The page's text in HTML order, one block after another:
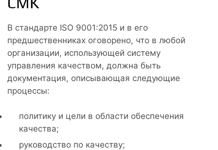
В стандарте ISO 9001:2015 и в его
предшественниках оговорено, что в любой
организации, использующей систему
управления качеством, должна быть
документация, описывающая следующие
процессы:
политику и цели в области обеспечения
качества;
руководство по качеству;